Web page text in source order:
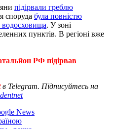
підірвали греблю
споруда була повністю
. У зоні
пунктів. В регіоні вже
РФ підірвав
в Telegram. Підписуйтесь на
News